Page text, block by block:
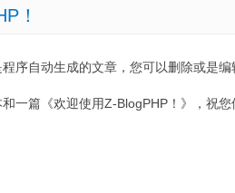
！
序自动生成的文章，您可以删除或是编
一篇《欢迎使用Z-BlogPHP！》，祝